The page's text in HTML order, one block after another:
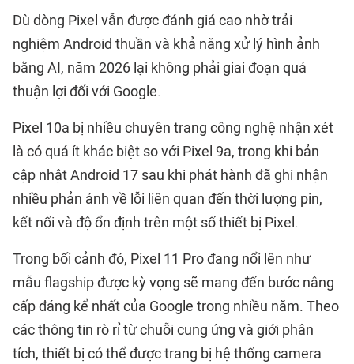
Dù dòng Pixel vẫn được đánh giá cao nhờ trải
nghiệm Android thuần và khả năng xử lý hình ảnh
bằng AI, năm 2026 lại không phải giai đoạn quá
thuận lợi đối với Google.
Pixel 10a bị nhiều chuyên trang công nghệ nhận xét
là có quá ít khác biệt so với Pixel 9a, trong khi bản
cập nhật Android 17 sau khi phát hành đã ghi nhận
nhiều phản ánh về lỗi liên quan đến thời lượng pin,
kết nối và độ ổn định trên một số thiết bị Pixel.
Trong bối cảnh đó, Pixel 11 Pro đang nổi lên như
mẫu flagship được kỳ vọng sẽ mang đến bước nâng
cấp đáng kể nhất của Google trong nhiều năm. Theo
các thông tin rò rỉ từ chuỗi cung ứng và giới phân
tích, thiết bị có thể được trang bị hệ thống camera